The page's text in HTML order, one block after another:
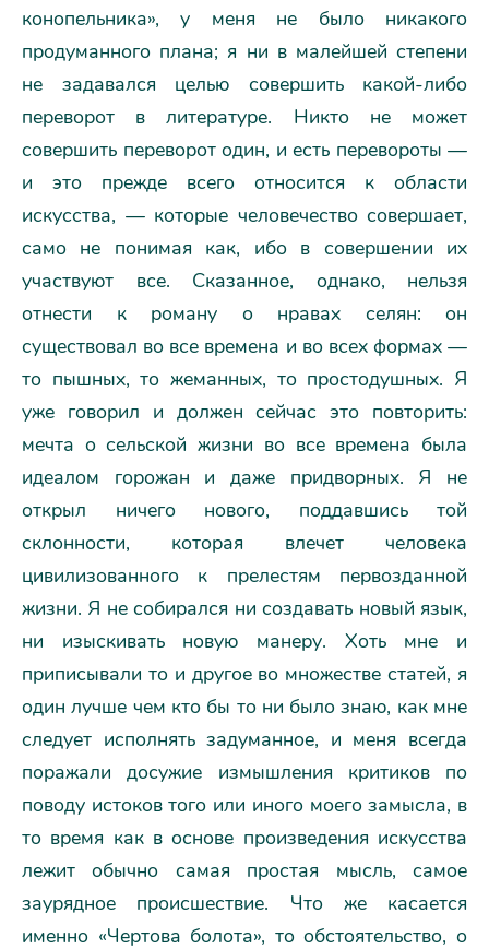
конопельника», у меня не было никакого
продуманного плана; я ни в малейшей степени
не задавался целью совершить какой-либо
переворот в литературе. Никто не может
совершить переворот один, и есть перевороты —
и это прежде всего относится к области
искусства, — которые человечество совершает,
само не понимая как, ибо в совершении их
участвуют все. Сказанное, однако, нельзя
отнести к роману о нравах селян: он
существовал во все времена и во всех формах —
то пышных, то жеманных, то простодушных. Я
уже говорил и должен сейчас это повторить:
мечта о сельской жизни во все времена была
идеалом горожан и даже придворных. Я не
открыл ничего нового, поддавшись той
склонности, которая влечет человека
цивилизованного к прелестям первозданной
жизни. Я не собирался ни создавать новый язык,
ни изыскивать новую манеру. Хоть мне и
приписывали то и другое во множестве статей, я
один лучше чем кто бы то ни было знаю, как мне
следует исполнять задуманное, и меня всегда
поражали досужие измышления критиков по
поводу истоков того или иного моего замысла, в
то время как в основе произведения искусства
лежит обычно самая простая мысль, самое
заурядное происшествие. Что же касается
именно «Чертова болота», то обстоятельство, о